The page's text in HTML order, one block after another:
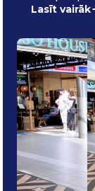
Lasīt vairāk